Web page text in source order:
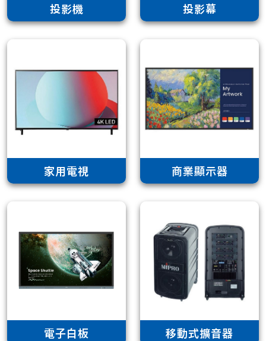
投影機 投影幕
家用電視 商業顯示器
電子白板 移動式擴音器